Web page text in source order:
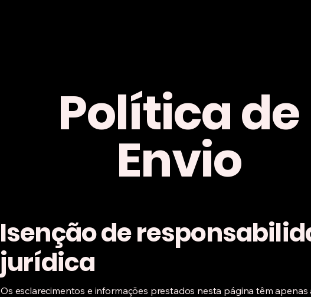
Política de
Envio
Isenção de
jurídica
Os esclarecimentos e informações prestados nesta página têm apenas